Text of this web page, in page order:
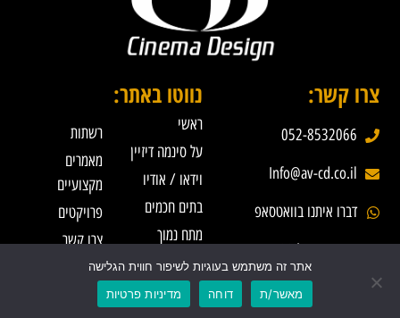
צרו קשר:
052-8532066
Info@av-cd.co.il
דברו איתנו בוואטסאפ
שבטי ישראל 93 רמת השרון
נווטו באתר:
ראשי
על סינמה דיזיין
וידאו / אודיו
בתים חכמים
מתח נמוך
רשתות
מאמרים
מקצועיים
פרויקטים
צרו קשר
Created by GetMeOnline תנאי שימושמדיניות פרטיות
אתר זה משתמש בעוגיות לשיפור חווית הגלישה
מאשר/ת
דוחה מדיניות פרטיות